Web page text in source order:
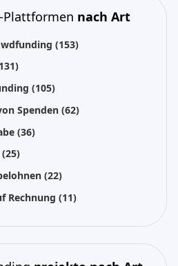
Plattformen nach Art
(153)
(105)
Spenden (62)
(36)
(25)
(22)
Rechnung (11)